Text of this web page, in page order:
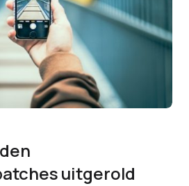
uitgerold